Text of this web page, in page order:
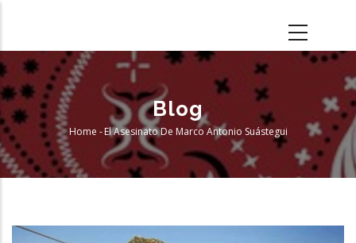
main
content
Blog
Breadcrumb
Home - El Asesinato De Marco Antonio Suástegui